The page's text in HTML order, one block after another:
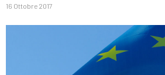
16 Ottobre 2017